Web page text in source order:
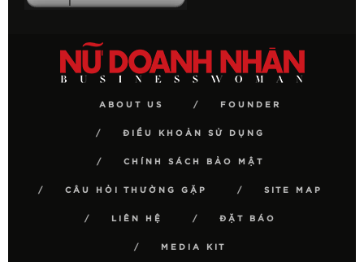
ABOUT US FOUNDER
ĐIỀU KHOẢN SỬ DỤNG
CHÍNH SÁCH BẢO MẬT
CÂU HỎI THƯỜNG GẶP SITE MAP
LIÊN HỆ ĐẶT BÁO
MEDIA KIT